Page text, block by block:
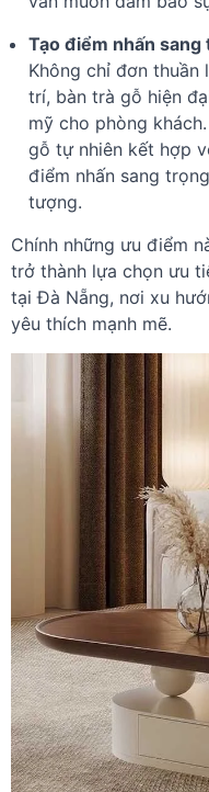
Tạo điểm nhấn
Không chỉ đơn
trí, bàn trà gỗ hiện
mỹ cho phòng
gỗ tự nhiên kết hợp
điểm nhấn sang
tượng.
Chính những ưu điểm
trở thành lựa chọn ưu
tại Đà Nẵng, nơi xu
yêu thích mạnh mẽ.